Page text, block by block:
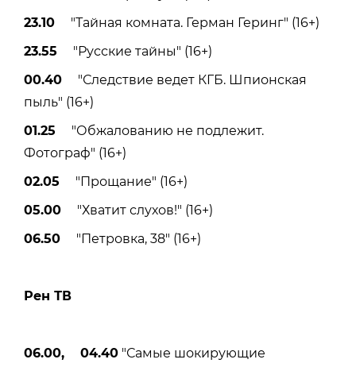
23.10 "Тайная комната. Герман Геринг" (16+)
23.55 "Русские тайны" (16+)
00.40 "Следствие ведет КГБ. Шпионская
пыль" (16+)
01.25 "Обжалованию не подлежит.
Фотограф" (16+)
02.05 "Прощание" (16+)
05.00 "Хватит слухов!" (16+)
06.50 "Петровка, 38" (16+)
Рен ТВ
06.00, 04.40 "Самые шокирующие